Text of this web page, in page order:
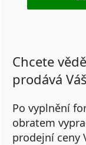
Chcete
prodává
Po vyplnění
obratem
prodejní ceny